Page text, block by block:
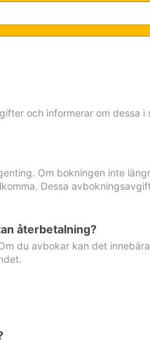
och informerar om dessa i
Om bokningen inte
Dessa
återbetalning?
du avbokar kan det